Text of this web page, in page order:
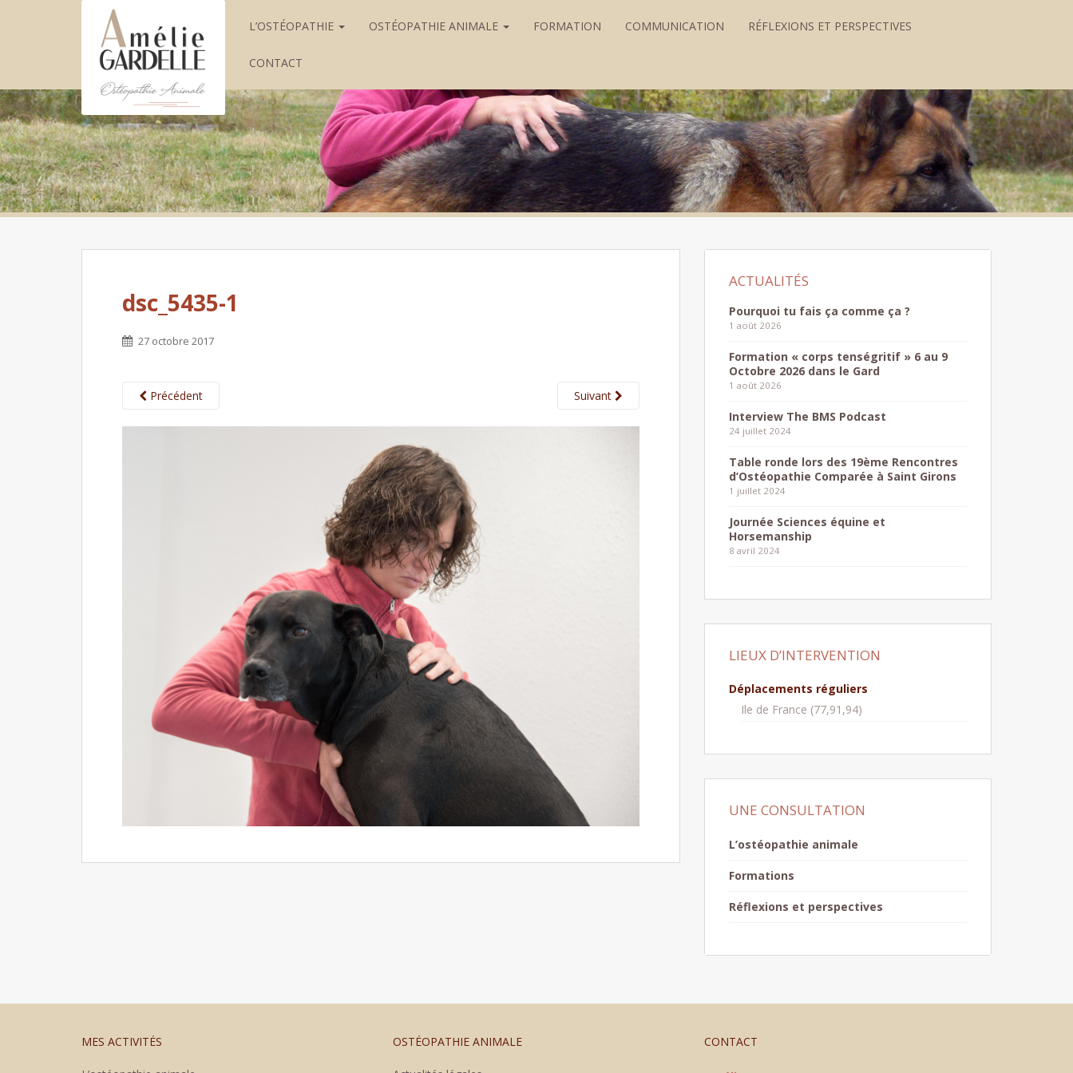
L’OSTÉOPATHIE OSTÉOPATHIE ANIMALE FORMATION COMMUNICATION RÉFLEXIONS ET PERSPECTIVES
CONTACT
dsc_5435-1
27 octobre 2017
Précédent Suivant
Pourquoi tu fais ça comme ça ?
1 août 2026
Formation « corps tenségritif » 6 au 9
Octobre 2026 dans le Gard
1 août 2026
Interview The BMS Podcast
24 juillet 2024
Table ronde lors des 19ème Rencontres
d’Ostéopathie Comparée à Saint Girons
1 juillet 2024
Journée Sciences équine et
Horsemanship
8 avril 2024
LIEUX D’INTERVENTION
Déplacements réguliers
Ile de France (77,91,94)
UNE CONSULTATION
L’ostéopathie animale
Formations
Réflexions et perspectives
MES ACTIVITÉS OSTÉOPATHIE ANIMALE CONTACT